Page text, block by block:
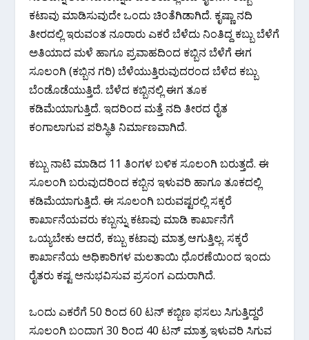
ಕಟಾವು ಮಾಡಿಸುವುದೇ ಒಂದು ಚಿಂತೆಗಿಡಾಗಿದೆ. ಕೃಷ್ಣಾ ನದಿ
ತೀರದಲ್ಲಿ ಇರುವಂತ ನೂರಾರು ಎಕರೆ ಬೆಳೆದು ನಿಂತಿದ್ದ ಕಬ್ಬು ಬೆಳೆಗೆ
ಅತಿಯಾದ ಮಳೆ ಹಾಗೂ ಪ್ರವಾಹದಿಂದ ಕಬ್ಬಿನ ಬೆಳೆಗೆ ಈಗ
ಸೂಲಂಗಿ (ಕಬ್ಬಿನ ಗರಿ) ಬೆಳೆಯುತ್ತಿರುವುದರಂದ ಬೆಳೆದ ಕಬ್ಬು
ಬೆಂಡೊಡೆಯುತ್ತಿದೆ. ಬೆಳೆದ ಕಬ್ಬಿನಲ್ಲಿ ಈಗ ತೂಕ
ಕಡಿಮೆಯಾಗುತ್ತಿದೆ. ಇದರಿಂದ ಮತ್ತೆ ನದಿ ತೀರದ ರೈತ
ಕಂಗಾಲಾಗುವ ಪರಿಸ್ಥಿತಿ ನಿರ್ಮಾಣವಾಗಿದೆ.
ಕಬ್ಬು ನಾಟಿ ಮಾಡಿದ 11 ತಿಂಗಳ ಬಳಿಕ ಸೂಲಂಗಿ ಬರುತ್ತದೆ. ಈ
ಸೂಲಂಗಿ ಬರುವುದರಿಂದ ಕಬ್ಬಿನ ಇಳುವರಿ ಹಾಗೂ ತೂಕದಲ್ಲಿ
ಕಡಿಮೆಯಾಗುತ್ತಿದೆ. ಈ ಸೂಲಂಗಿ ಬರುವಷ್ಟರಲ್ಲಿ ಸಕ್ಕರೆ
ಕಾರ್ಖಾನೆಯವರು ಕಬ್ಬನ್ನು ಕಟಾವು ಮಾಡಿ ಕಾರ್ಖಾನೆಗೆ
ಒಯ್ಯಬೇಕು ಆದರೆ, ಕಬ್ಬು ಕಟಾವು ಮಾತ್ರ ಆಗುತ್ತಿಲ್ಲ. ಸಕ್ಕರೆ
ಕಾರ್ಖಾನೆಯ ಅಧಿಕಾರಿಗಳ ಮಲತಾಯಿ ಧೊರಣೆಯಿಂದ ಇಂದು
ರೈತರು ಕಷ್ಟ ಅನುಭವಿಸುವ ಪ್ರಸಂಗ ಎದುರಾಗಿದೆ.
ಒಂದು ಎಕರೆಗೆ 50 ರಿಂದ 60 ಟನ್ ಕಬ್ಬಿಣ ಫಸಲು ಸಿಗುತ್ತಿದ್ದರೆ
ಸೂಲಂಗಿ ಬಂದಾಗ 30 ರಿಂದ 40 ಟನ್ ಮಾತ್ರ ಇಳುವರಿ ಸಿಗುವ